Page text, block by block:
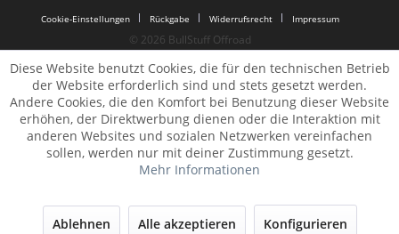
Cookie-Einstellungen Rückgabe Widerrufsrecht Impressum
© 2026 BullStuff Offroad
Diese Website benutzt Cookies, die für den technischen Betrieb
der Website erforderlich sind und stets gesetzt werden.
Andere Cookies, die den Komfort bei Benutzung dieser Website
erhöhen, der Direktwerbung dienen oder die Interaktion mit
anderen Websites und sozialen Netzwerken vereinfachen
sollen, werden nur mit deiner Zustimmung gesetzt.
Mehr Informationen
Ablehnen Alle akzeptieren Konfigurieren